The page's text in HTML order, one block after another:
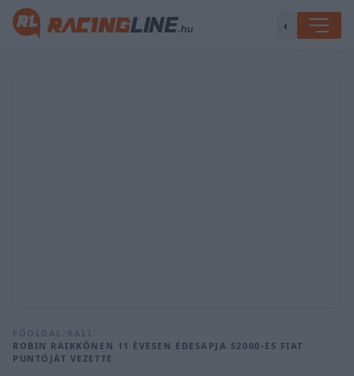
◐
FŐOLDAL RALI
ROBIN RAIKKÖNEN 11 ÉVESEN ÉDESAPJA S2000-ES FIAT
PUNTÓJÁT VEZETTE